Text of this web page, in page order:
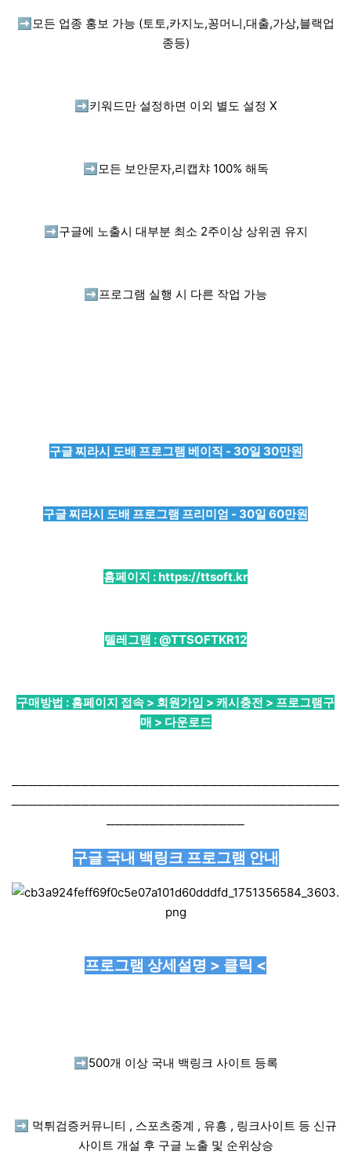
➡️ 모든 업종 홍보 가능 (토토,카지노,꽁머니,대출,가상,블랙업
종등)
➡️ 키워드만 설정하면 이외 별도 설정 X
➡️ 모든 보안문자,리캡챠 100% 해독
➡️ 구글에 노출시 대부분 최소 2주이상 상위권 유지
➡️ 프로그램 실행 시 다른 작업 가능
구글 찌라시 도배 프로그램 베이직 - 30일 30만원
구글 찌라시 도배 프로그램 프리미엄 - 30일 60만원
홈페이지 :https://ttsoft.kr
텔레그램 : @TTSOFTKR12
구매방법 : 홈페이지 접속 > 회원가입 > 캐시충전 > 프로그램구
매 > 다운로드
──────────────────────────────────────
──────────────────────────────────────
────────────────
구글 국내 백링크 프로그램 안내
프로그램 상세설명 > 클릭 <
➡️ 500개 이상 국내 백링크 사이트 등록
➡️ 먹튀검증커뮤니티 , 스포츠중계 , 유흥 , 링크사이트 등 신규
사이트 개설 후 구글 노출 및 순위상승